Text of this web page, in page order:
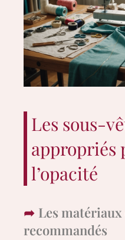
Les sous-
appropriés
l’opacité
Les matériaux
recommandés